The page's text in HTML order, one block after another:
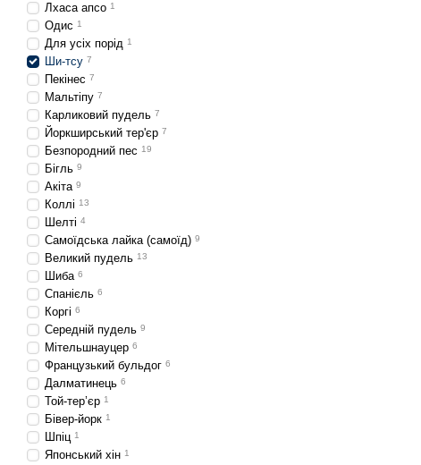
Лхаса апсо 1
Одис 1
Для усіх порід 1
Ши-тсу 7
Пекінес 7
Мальтіпу 7
Карликовий пудель 7
Йоркширський тер'єр 7
Безпородний пес 19
Бігль 9
Акіта 9
Коллі 13
Шелті 4
Самоїдська лайка (самоїд) 9
Великий пудель 13
Шиба 6
Спанієль 6
Коргі 6
Середній пудель 9
Мітельшнауцер 6
Французький бульдог 6
Далматинець 6
Той-тер’єр 1
Бівер-йорк 1
Шпіц 1
Японський хін 1